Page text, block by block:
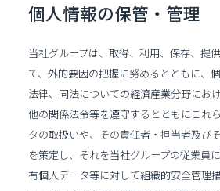
個人情報の保管・管理
当社グループは、取得、利用、保存、提
て、外的要因の把握に努めるとともに、
法律、同法についての経済産業分野にお
他の関係法令等を遵守するとともにこれ
タの取扱いや、その責任者・担当者及び
を策定し、それを当社グループの従業員
有個人データ等に対して組織的安全管理